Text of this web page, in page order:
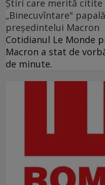
Ştiri care merită citite
„Binecuvîntare"
preşedintelui Macron
Cotidianul Le Monde
Macron a stat de
de minute.